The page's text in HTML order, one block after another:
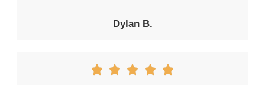
Dylan B.